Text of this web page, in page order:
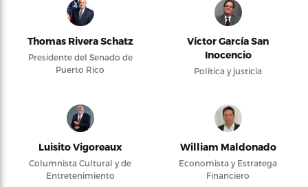
Thomas Rivera Schatz
Presidente del Senado de
Puerto Rico
Víctor García San
Inocencio
Política y justicia
Luisito Vigoreaux
Columnista Cultural y de
Entretenimiento
William Maldonado
Economista y Estratega
Financiero